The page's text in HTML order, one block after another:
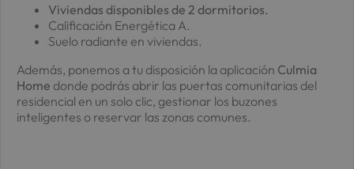
Viviendas disponibles de 2 dormitorios.
Calificación Energética A.
Suelo radiante en viviendas.
Además, ponemos a tu disposición la aplicación Culmia
Home donde podrás abrir las puertas comunitarias del
residencial en un solo clic, gestionar los buzones
inteligentes o reservar las zonas comunes.